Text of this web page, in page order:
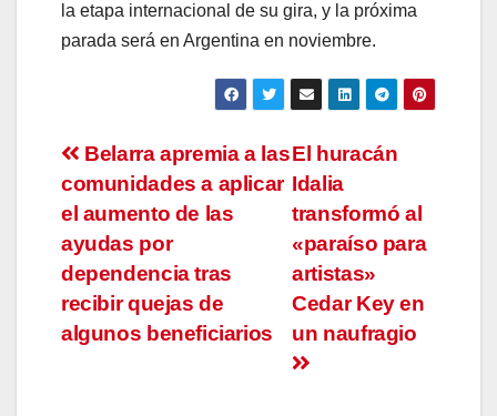
la etapa internacional de su gira, y la próxima
parada será en Argentina en noviembre.
Navegación
de
entradas
El huracán
Idalia
transformó al
«paraíso para
artistas»
Cedar Key en
un naufragio
Belarra apremia a las
comunidades a aplicar
el aumento de las
ayudas por
dependencia tras
recibir quejas de
algunos beneficiarios